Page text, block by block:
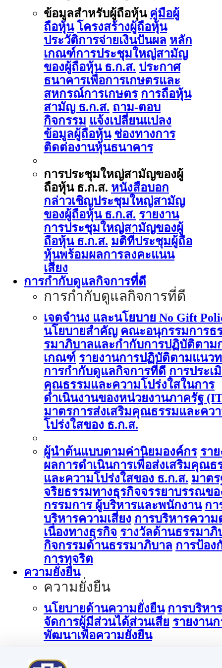
ข้อมูลสำหรับผู้ถือหุ้น คู่มือผู้
ถือหุ้น โครงสร้างผู้ถือหุ้น
ประวัติการจ่ายเงินปันผล หลัก
เกณฑ์การประชุมใหญ่สามัญ
ของผู้ถือหุ้น ธ.ก.ส. ประกาศ
ธนาคารเพื่อการเกษตรและ
สหกรณ์การเกษตร การถือหุ้น
สามัญ ธ.ก.ส. ถาม-ตอบ
กิจกรรม แจ้งเปลี่ยนแปลง
ข้อมูลผู้ถือหุ้น ช่องทางการ
ติดต่องานหุ้นธนาคาร
การประชุมใหญ่สามัญของผู้
ถือหุ้น ธ.ก.ส. หนังสือบอก
กล่าวเชิญประชุมใหญ่สามัญ
ของผู้ถือหุ้น ธ.ก.ส. รายงาน
การประชุมใหญ่สามัญของผู้
ถือหุ้น ธ.ก.ส. มติที่ประชุมผู้ถือ
หุ้นพร้อมผลการลงคะแนน
เสียง
การกำกับดูแลกิจการที่ดี
การกำกับดูแลกิจการที่ดี
เจตจำนง และนโยบาย No Gift
นโยบายสำคัญ คณะอนุกรรมการธ
รมาภิบาลและกำกับการปฏิบัติตาม
เกณฑ์ รายงานการปฏิบัติตามแนว
การกำกับดูแลกิจการที่ดี การประเ
คุณธรรมและความโปร่งใสในการ
ดำเนินงานของหน่วยงานภาครัฐ
มาตรการส่งเสริมคุณธรรมและคว
โปร่งใสของ ธ.ก.ส.
ผู้นำต้นแบบตามค่านิยมองค์กร รา
ผลการดำเนินการเพื่อส่งเสริมคุณธ
และความโปร่งใสของ ธ.ก.ส. มาต
จริยธรรมทางธุรกิจจรรยาบรรณขอ
กรรมการ ผู้บริหารและพนักงาน กา
บริหารความเสี่ยง การบริหารความ
เนื่องทางธุรกิจ รางวัลด้านธรรมาภิ
กิจกรรมด้านธรรมาภิบาล การป้อง
การทุจริต
ความยั่งยืน
ความยั่งยืน
นโยบายด้านความยั่งยืน การบริหาร
จัดการผู้มีส่วนได้ส่วนเสีย รายงานก
พัฒนาเพื่อความยั่งยืน
การบริหารจัดการด้านนวัตกรรม